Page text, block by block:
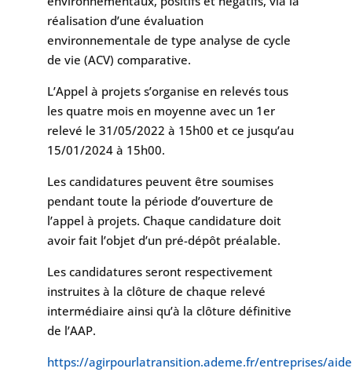
réalisation d’une évaluation
environnementale de type analyse de cycle
de vie (ACV) comparative.
L’Appel à projets s’organise en relevés tous
les quatre mois en moyenne avec un 1er
relevé le 31/05/2022 à 15h00 et ce jusqu’au
15/01/2024 à 15h00.
Les candidatures peuvent être soumises
pendant toute la période d’ouverture de
l’appel à projets. Chaque candidature doit
avoir fait l’objet d’un pré-dépôt préalable.
Les candidatures seront respectivement
instruites à la clôture de chaque relevé
intermédiaire ainsi qu’à la clôture définitive
de l’AAP.
https://agirpourlatransition.ademe.fr/entreprises/